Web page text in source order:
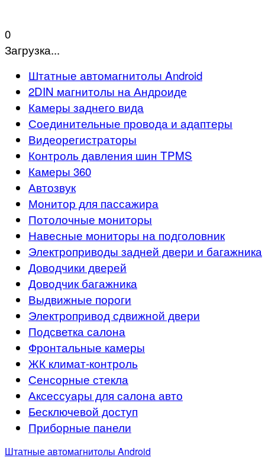
0
Загрузка...
Штатные автомагнитолы Android
2DIN магнитолы на Андроиде
Камеры заднего вида
Соединительные провода и адаптеры
Видеорегистраторы
Контроль давления шин TPMS
Камеры 360
Автозвук
Монитор для пассажира
Потолочные мониторы
Навесные мониторы на подголовник
Электроприводы задней двери и багажника
Доводчики дверей
Доводчик багажника
Выдвижные пороги
Электропривод сдвижной двери
Подсветка салона
Фронтальные камеры
ЖК климат-контроль
Сенсорные стекла
Аксессуары для салона авто
Бесключевой доступ
Приборные панели
Штатные автомагнитолы Android